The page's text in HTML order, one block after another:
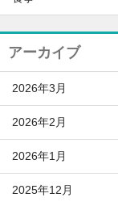
アーカイブ
2026年3月
2026年2月
2026年1月
2025年12月